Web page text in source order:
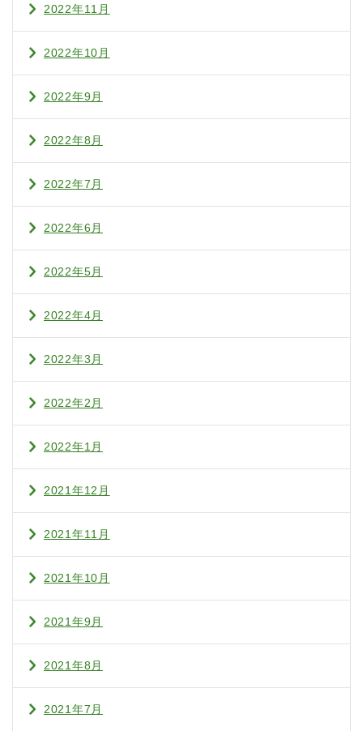
2022年11月
2022年10月
2022年9月
2022年8月
2022年7月
2022年6月
2022年5月
2022年4月
2022年3月
2022年2月
2022年1月
2021年12月
2021年11月
2021年10月
2021年9月
2021年8月
2021年7月